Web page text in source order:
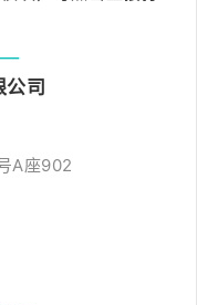
司
A座902